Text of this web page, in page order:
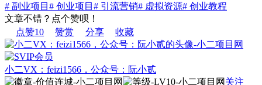
# 副业项目 # 创业项目 # 引流营销# 虚拟资源# 创业教程
文章不错？点个赞呗！
点赞10 赞赏 分享 收藏
小二VX：feizi1566，公众号：阮小贰
关注